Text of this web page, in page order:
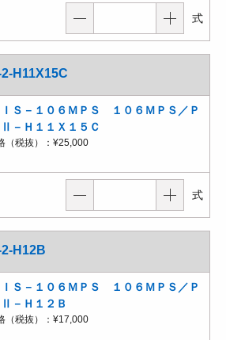
式
H11X15C
Ｓ－１０６ＭＰＳ １０６ＭＰＳ／Ｐ
Ⅱ－Ｈ１１Ｘ１５Ｃ
（税抜）： ¥25,000
式
H12B
Ｓ－１０６ＭＰＳ １０６ＭＰＳ／Ｐ
Ⅱ－Ｈ１２Ｂ
（税抜）： ¥17,000